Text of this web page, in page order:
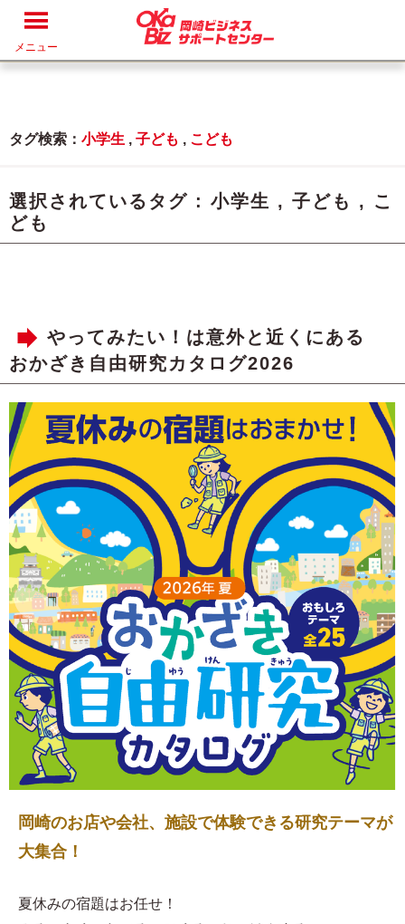
メニュー
タグ検索： 小学生 , 子ども , こども
選択されているタグ : 小学生 , 子ども , こ
ども
やってみたい！は意外と近くにある
おかざき自由研究カタログ2026
岡崎のお店や会社、施設で体験できる研究テーマが
大集合！
夏休みの宿題はお任せ！